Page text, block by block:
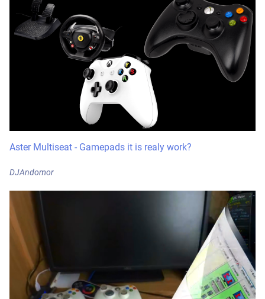
Aster Multiseat - Gamepads it is realy work?
DJAndomor